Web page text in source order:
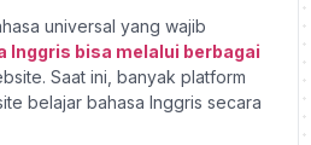
universal yang wajib
Inggris bisa melalui berbagai
Saat ini, banyak platform
belajar bahasa Inggris secara